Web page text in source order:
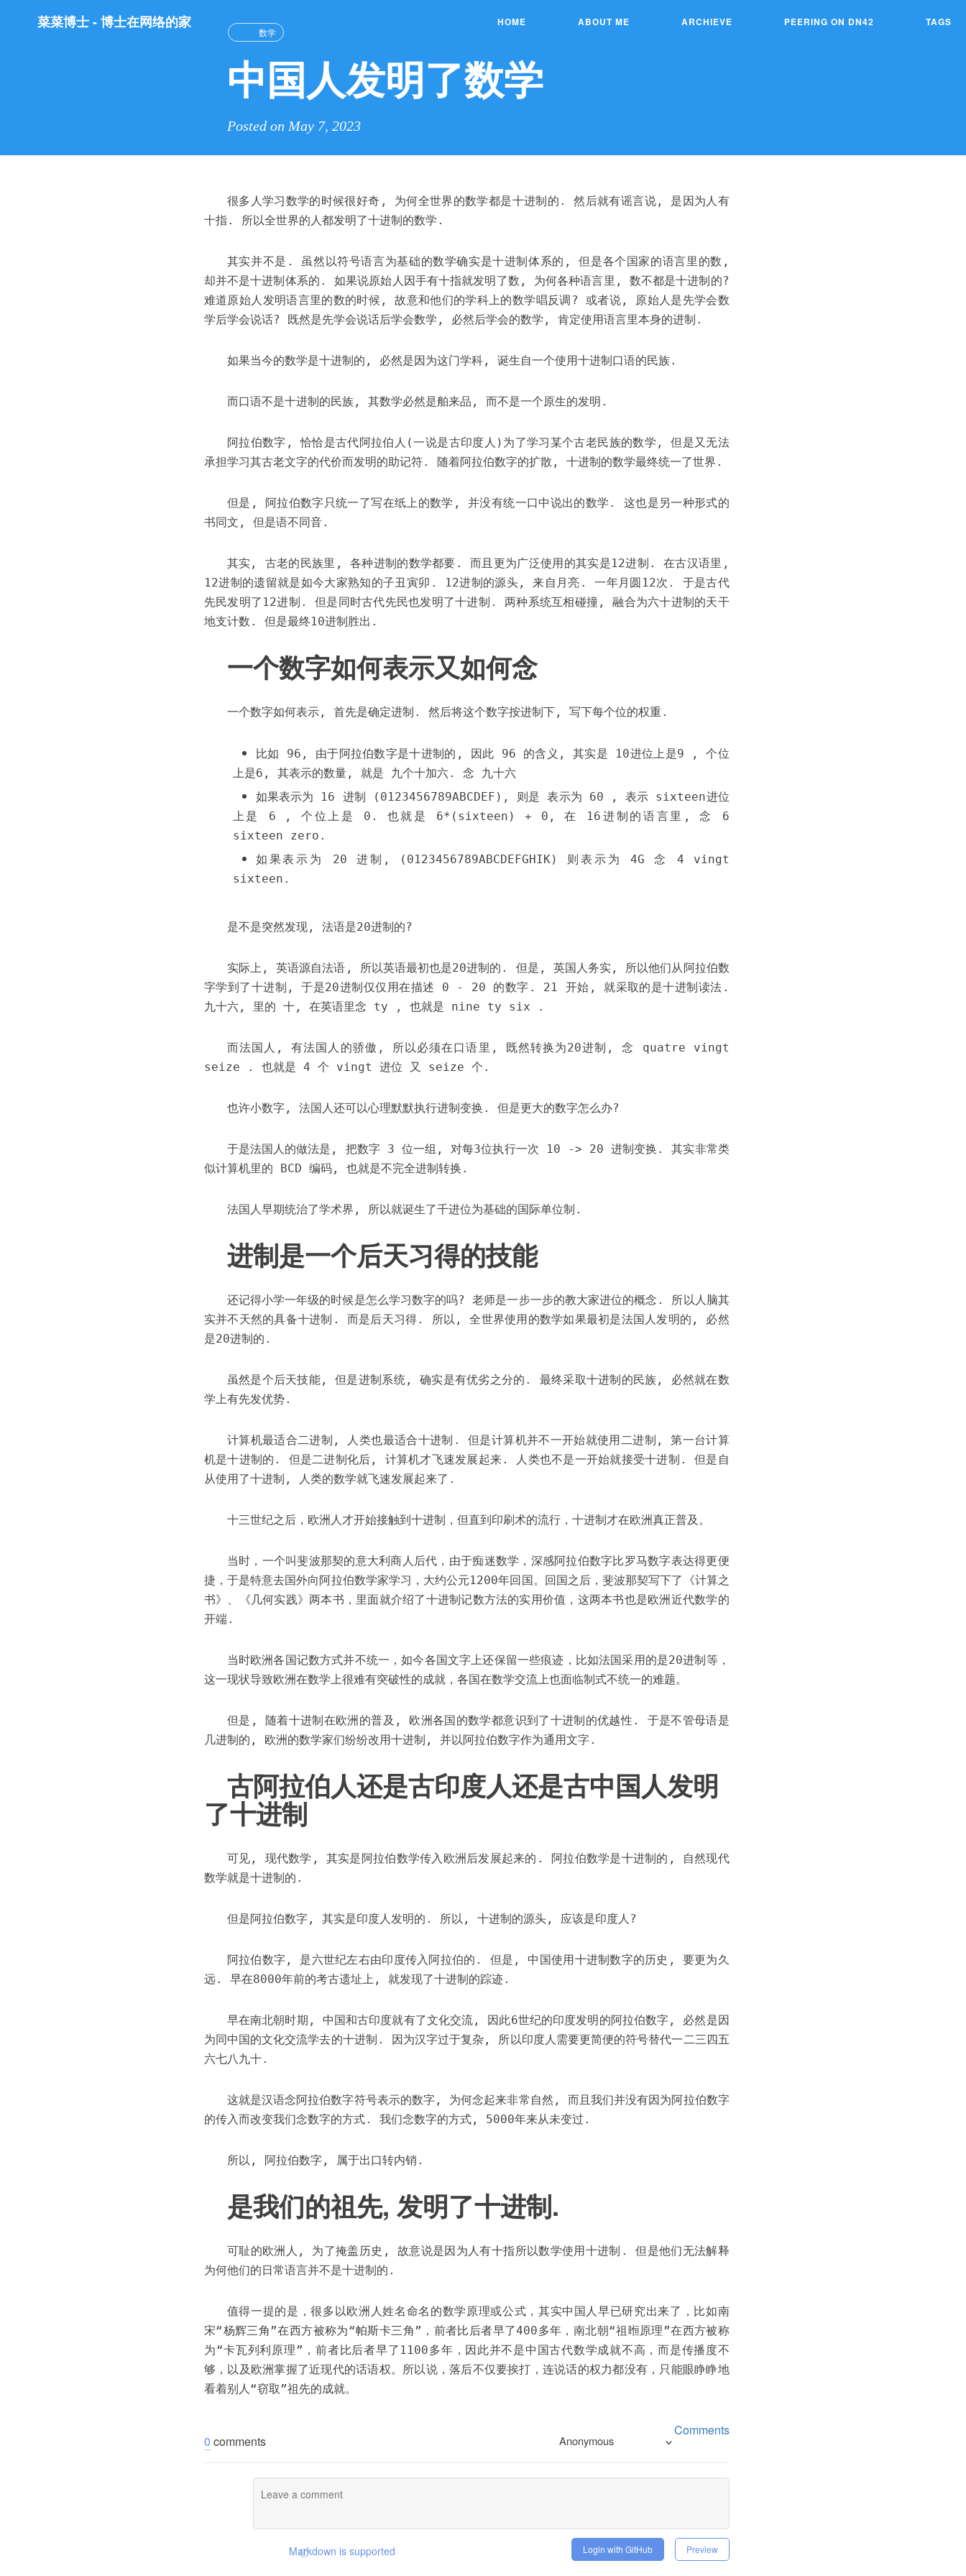
菜菜博士 - 博士在网络的家 HOME ABOUT ME ARCHIEVE PEERING ON DN42 TAGS
数学
中国人发明了数学
Posted on May 7, 2023
很多人学习数学的时候很好奇, 为何全世界的数学都是十进制的. 然后就有谣言说, 是因为人有
十指. 所以全世界的人都发明了十进制的数学.
其实并不是. 虽然以符号语言为基础的数学确实是十进制体系的, 但是各个国家的语言里的数,
却并不是十进制体系的. 如果说原始人因手有十指就发明了数, 为何各种语言里, 数不都是十进制的?
难道原始人发明语言里的数的时候, 故意和他们的学科上的数学唱反调? 或者说, 原始人是先学会数
学后学会说话? 既然是先学会说话后学会数学, 必然后学会的数学, 肯定使用语言里本身的进制.
如果当今的数学是十进制的, 必然是因为这门学科, 诞生自一个使用十进制口语的民族.
而口语不是十进制的民族, 其数学必然是舶来品, 而不是一个原生的发明.
阿拉伯数字, 恰恰是古代阿拉伯人(一说是古印度人)为了学习某个古老民族的数学, 但是又无法
承担学习其古老文字的代价而发明的助记符. 随着阿拉伯数字的扩散, 十进制的数学最终统一了世界.
但是, 阿拉伯数字只统一了写在纸上的数学, 并没有统一口中说出的数学. 这也是另一种形式的
书同文, 但是语不同音.
其实, 古老的民族里, 各种进制的数学都要. 而且更为广泛使用的其实是12进制. 在古汉语里,
12进制的遗留就是如今大家熟知的子丑寅卯. 12进制的源头, 来自月亮. 一年月圆12次. 于是古代
先民发明了12进制. 但是同时古代先民也发明了十进制. 两种系统互相碰撞, 融合为六十进制的天干
地支计数. 但是最终10进制胜出.
一个数字如何表示又如何念
一个数字如何表示, 首先是确定进制. 然后将这个数字按进制下, 写下每个位的权重.
比如 96, 由于阿拉伯数字是十进制的, 因此 96 的含义, 其实是 10进位上是9 , 个位
上是6, 其表示的数量, 就是 九个十加六. 念 九十六
如果表示为 16 进制 (0123456789ABCDEF), 则是 表示为 60 , 表示 sixteen进位
上是 6 , 个位上是 0. 也就是 6*(sixteen) + 0, 在 16进制的语言里, 念 6
sixteen zero.
如果表示为 20 进制, (0123456789ABCDEFGHIK) 则表示为 4G 念 4 vingt
sixteen.
是不是突然发现, 法语是20进制的?
实际上, 英语源自法语, 所以英语最初也是20进制的. 但是, 英国人务实, 所以他们从阿拉伯数
字学到了十进制, 于是20进制仅仅用在描述 0 - 20 的数字. 21 开始, 就采取的是十进制读法.
九十六, 里的 十, 在英语里念 ty , 也就是 nine ty six .
而法国人, 有法国人的骄傲, 所以必须在口语里, 既然转换为20进制, 念 quatre vingt
seize . 也就是 4 个 vingt 进位 又 seize 个.
也许小数字, 法国人还可以心理默默执行进制变换. 但是更大的数字怎么办?
于是法国人的做法是, 把数字 3 位一组, 对每3位执行一次 10 -> 20 进制变换. 其实非常类
似计算机里的 BCD 编码, 也就是不完全进制转换.
法国人早期统治了学术界, 所以就诞生了千进位为基础的国际单位制.
进制是一个后天习得的技能
还记得小学一年级的时候是怎么学习数字的吗? 老师是一步一步的教大家进位的概念. 所以人脑其
实并不天然的具备十进制. 而是后天习得. 所以, 全世界使用的数学如果最初是法国人发明的, 必然
是20进制的.
虽然是个后天技能, 但是进制系统, 确实是有优劣之分的. 最终采取十进制的民族, 必然就在数
学上有先发优势.
计算机最适合二进制, 人类也最适合十进制. 但是计算机并不一开始就使用二进制, 第一台计算
机是十进制的. 但是二进制化后, 计算机才飞速发展起来. 人类也不是一开始就接受十进制. 但是自
从使用了十进制, 人类的数学就飞速发展起来了.
十三世纪之后，欧洲人才开始接触到十进制，但直到印刷术的流行，十进制才在欧洲真正普及。
当时，一个叫斐波那契的意大利商人后代，由于痴迷数学，深感阿拉伯数字比罗马数字表达得更便
捷，于是特意去国外向阿拉伯数学家学习，大约公元1200年回国。回国之后，斐波那契写下了《计算之
书》、《几何实践》两本书，里面就介绍了十进制记数方法的实用价值，这两本书也是欧洲近代数学的
开端.
当时欧洲各国记数方式并不统一，如今各国文字上还保留一些痕迹，比如法国采用的是20进制等，
这一现状导致欧洲在数学上很难有突破性的成就，各国在数学交流上也面临制式不统一的难题。
但是, 随着十进制在欧洲的普及, 欧洲各国的数学都意识到了十进制的优越性. 于是不管母语是
几进制的, 欧洲的数学家们纷纷改用十进制, 并以阿拉伯数字作为通用文字.
古阿拉伯人还是古印度人还是古中国人发明
了十进制
可见, 现代数学, 其实是阿拉伯数学传入欧洲后发展起来的. 阿拉伯数学是十进制的, 自然现代
数学就是十进制的.
但是阿拉伯数字, 其实是印度人发明的. 所以, 十进制的源头, 应该是印度人?
阿拉伯数字, 是六世纪左右由印度传入阿拉伯的. 但是, 中国使用十进制数字的历史, 要更为久
远. 早在8000年前的考古遗址上, 就发现了十进制的踪迹.
早在南北朝时期, 中国和古印度就有了文化交流, 因此6世纪的印度发明的阿拉伯数字, 必然是因
为同中国的文化交流学去的十进制. 因为汉字过于复杂, 所以印度人需要更简便的符号替代一二三四五
六七八九十.
这就是汉语念阿拉伯数字符号表示的数字, 为何念起来非常自然, 而且我们并没有因为阿拉伯数字
的传入而改变我们念数字的方式. 我们念数字的方式, 5000年来从未变过.
所以, 阿拉伯数字, 属于出口转内销.
是我们的祖先, 发明了十进制.
可耻的欧洲人, 为了掩盖历史, 故意说是因为人有十指所以数学使用十进制. 但是他们无法解释
为何他们的日常语言并不是十进制的.
值得一提的是，很多以欧洲人姓名命名的数学原理或公式，其实中国人早已研究出来了，比如南
宋“杨辉三角”在西方被称为“帕斯卡三角”，前者比后者早了400多年，南北朝“祖暅原理”在西方被称
为“卡瓦列利原理”，前者比后者早了1100多年，因此并不是中国古代数学成就不高，而是传播度不
够，以及欧洲掌握了近现代的话语权。所以说，落后不仅要挨打，连说话的权力都没有，只能眼睁睁地
看着别人“窃取”祖先的成就。
Comments
0 comments Anonymous
Markdown is supported Preview
Login with GitHub